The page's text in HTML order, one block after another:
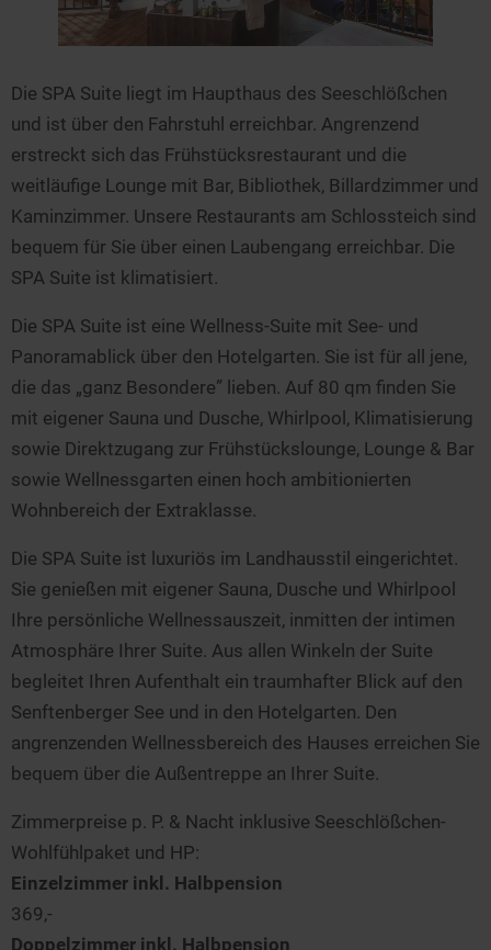
Die SPA Suite liegt im Haupthaus des Seeschlößchen
und ist über den Fahrstuhl erreichbar. Angrenzend
erstreckt sich das Frühstücksrestaurant und die
weitläufige Lounge mit Bar, Bibliothek, Billardzimmer und
Kaminzimmer. Unsere Restaurants am Schlossteich sind
bequem für Sie über einen Laubengang erreichbar. Die
SPA Suite ist klimatisiert.
Die SPA Suite ist eine Wellness-Suite mit See- und
Panoramablick über den Hotelgarten. Sie ist für all jene,
die das „ganz Besondere” lieben. Auf 80 qm finden Sie
mit eigener Sauna und Dusche, Whirlpool, Klimatisierung
sowie Direktzugang zur Frühstückslounge, Lounge & Bar
sowie Wellnessgarten einen hoch ambitionierten
Wohnbereich der Extraklasse.
Die SPA Suite ist luxuriös im Landhausstil eingerichtet.
Sie genießen mit eigener Sauna, Dusche und Whirlpool
Ihre persönliche Wellnessauszeit, inmitten der intimen
Atmosphäre Ihrer Suite. Aus allen Winkeln der Suite
begleitet Ihren Aufenthalt ein traumhafter Blick auf den
Senftenberger See und in den Hotelgarten. Den
angrenzenden Wellnessbereich des Hauses erreichen Sie
bequem über die Außentreppe an Ihrer Suite.
Zimmerpreise p. P. & Nacht inklusive Seeschlößchen-
Wohlfühlpaket und HP:
Einzelzimmer inkl. Halbpension
369,-
Doppelzimmer inkl. Halbpension